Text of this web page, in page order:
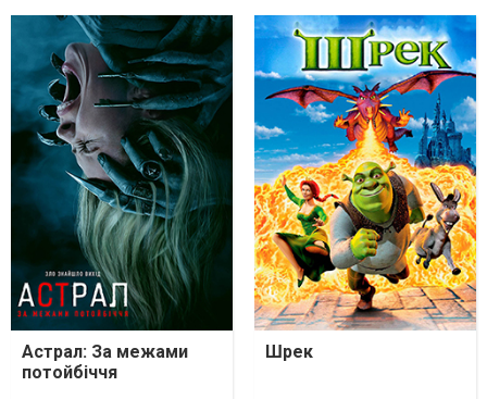
Астрал: За межами
потойбіччя
Шрек